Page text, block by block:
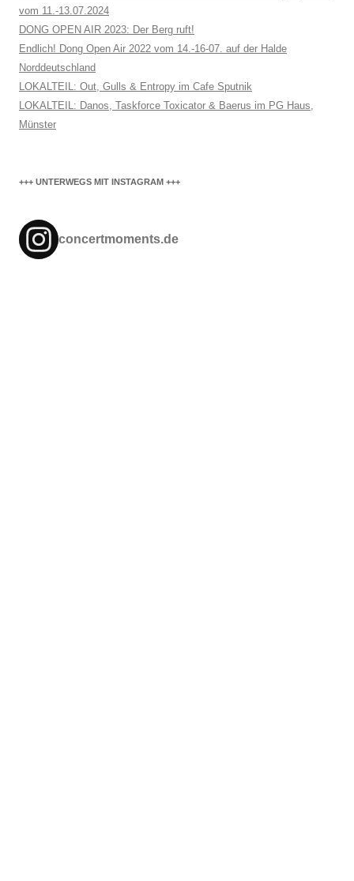
vom 11.-13.07.2024
DONG OPEN AIR 2023: Der Berg ruft!
Endlich! Dong Open Air 2022 vom 14.-16-07. auf der Halde
Norddeutschland
LOKALTEIL: Out, Gulls & Entropy im Cafe Sputnik
LOKALTEIL: Danos, Taskforce Toxicator & Baerus im PG Haus,
Münster
+++ UNTERWEGS MIT INSTAGRAM +++
concertmoments.de